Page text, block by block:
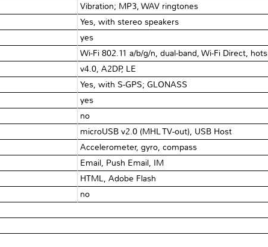
Vibration; MP3, WAV ringtones
Yes, with stereo speakers
yes
Wi-Fi 802.11 a/b/g/n, dual-band, Wi-Fi Direct,
v4.0, A2DP, LE
Yes, with S-GPS; GLONASS
yes
no
microUSB v2.0 (MHL TV-out), USB Host
Accelerometer, gyro, compass
Email, Push Email, IM
HTML, Adobe Flash
no